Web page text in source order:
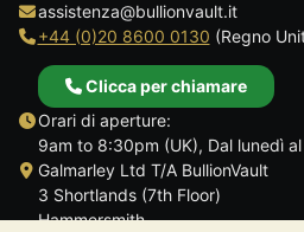
assistenza@bullionvault.it
+44 (0)20 8600 0130 (Regno
Clicca per chiamare
Orari di aperture:
9am to 8:30pm (UK), Dal lunedì
Galmarley Ltd T/A BullionVault
3 Shortlands (7th Floor)
Hammersmith